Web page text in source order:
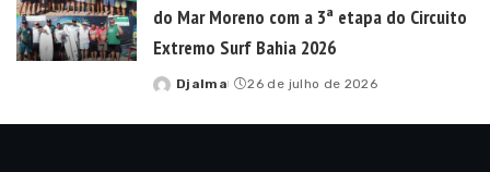
do Mar Moreno com a 3ª etapa do Circuito
Extremo Surf Bahia 2026
Posted
Djalma 26 de julho de 2026